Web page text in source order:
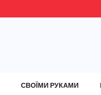
СВОЇМИ РУКАМИ